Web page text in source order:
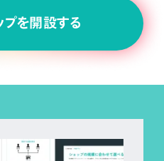
プを開設する